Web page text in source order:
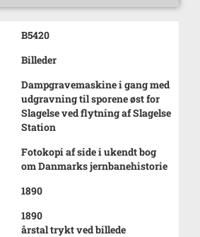
B5420
Billeder
Dampgravemaskine i gang med
udgravning til sporene øst for
Slagelse ved flytning af Slagelse
Station
Fotokopi af side i ukendt bog
om Danmarks jernbanehistorie
1890
1890
årstal trykt ved billede